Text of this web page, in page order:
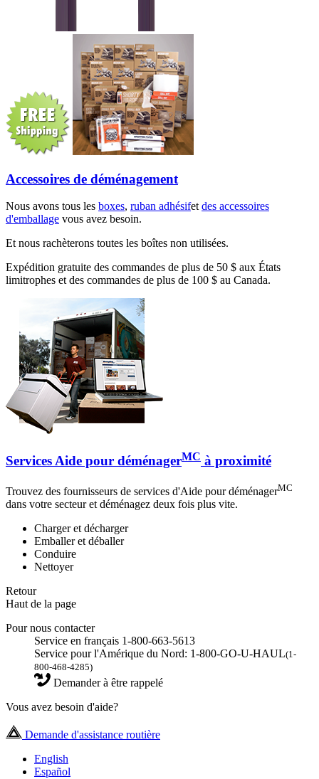
Accessoires de déménagement
Nous avons tous les boxes, ruban adhésifetdes accessoires
d'emballage vous avez besoin.
Et nous rachèterons toutes les boîtes non utilisées.
Expédition gratuite des commandes de plus de 50 $ aux États
limitrophes et des commandes de plus de 100 $ au Canada.
Services Aide pour déménagerMC à proximité
Trouvez des fournisseurs de services d'Aide pour déménagerMC
dans votre secteur et déménagez deux fois plus vite.
Charger et décharger
Emballer et déballer
Conduire
Nettoyer
Retour
Haut de la page
Pour nous contacter
Service en français 1-800-663-5613
Service pour l'Amérique du Nord: 1-800-GO-U-HAUL(1-
800-468-4285)
Demander à être rappelé
Vous avez besoin d'aide?
Demande d'assistance routière
English
Español